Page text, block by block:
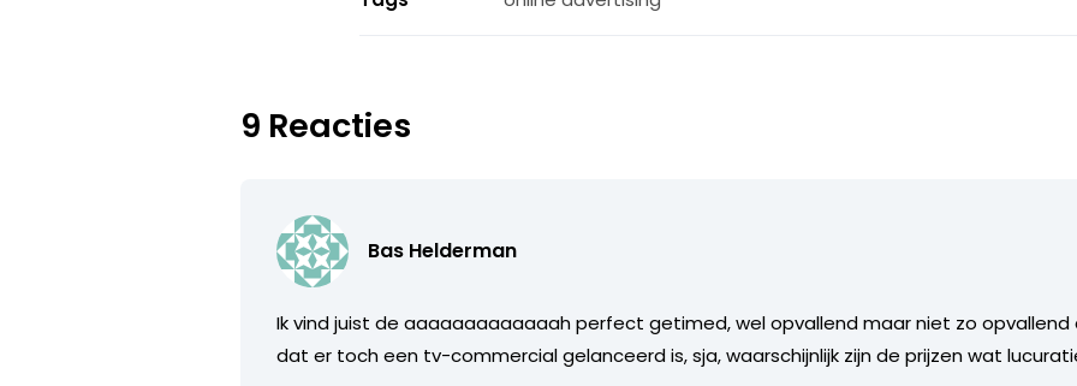
9 Reacties
Bas Helderman
Ik vind juist de aaaaaaaaaaaaah perfect getimed, wel opvallend maar niet zo
dat er toch een tv-commercial gelanceerd is, sja, waarschijnlijk zijn de prijzen wat